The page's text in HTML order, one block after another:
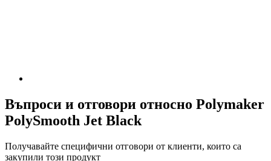
Въпроси и отговори относно Polymaker
PolySmooth Jet Black
Получавайте специфични отговори от клиенти, които са
закупили този продукт